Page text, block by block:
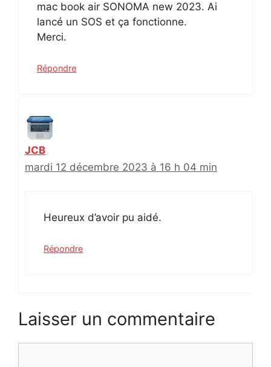
mac book air SONOMA new 2023. Ai
lancé un SOS et ça fonctionne.
Merci.
Répondre
JCB
mardi 12 décembre 2023 à 16 h 04 min
Heureux d’avoir pu aidé.
Répondre
Laisser un commentaire